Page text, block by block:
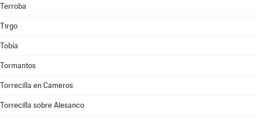
Terroba
Tirgo
Tobía
Tormantos
Torrecilla en Cameros
Torrecilla sobre Alesanco